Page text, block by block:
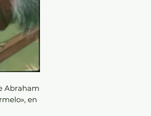
Abraham
en